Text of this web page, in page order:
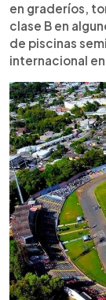
en graderíos,
clase B en
de piscinas
internacional